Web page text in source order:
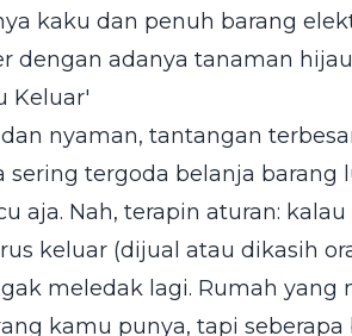
kaku dan penuh barang
dengan adanya tanaman
Keluar'
nyaman, tantangan
tergoda belanja barang
aja. Nah, terapin aturan:
keluar (dijual atau dikasih
meledak lagi. Rumah yang
kamu punya, tapi